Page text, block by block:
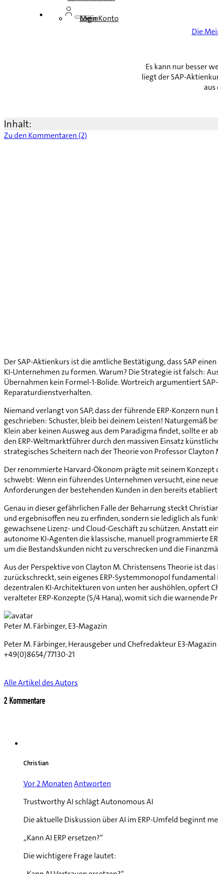
Login
Mein Konto
Die
Es kann nur besser
liegt der SAP-
aus
Inhalt:
Zu den Kommentaren (2)
Der SAP-Aktienkurs ist die amtliche Bestätigung, dass SAP
KI-Unternehmen zu formen. Warum? Die Strategie ist falsch:
Übernahmen kein Formel-1-Bolide. Wortreich argumentiert
Reparaturdienstverhalten.
Niemand verlangt von SAP, dass der führende ERP-Konzern
geschrieben: Schuster, bleib bei deinem Leisten! Naturgemäß
Klein aber keinen Ausweg aus dem Paradigma findet, sollte er
den ERP-Weltmarktführer durch den massiven Einsatz
strategisches Scheitern nach der Theorie von Professor Clayton
Der renommierte Harvard-Ökonom prägte mit seinem
schwebt: Wenn ein führendes Unternehmen versucht, eine
Anforderungen der bestehenden Kunden in den bereits
Genau in dieser gefährlichen Falle der Beharrung steckt
und ergebnisoffen neu zu erfinden, sondern sie lediglich als
gewachsene Lizenz- und Cloud-Geschäft zu schützen. Anstatt
autonome KI-Agenten die klassische, manuell programmierte
um die Bestandskunden nicht zu verschrecken und die
Aus der Perspektive von Clayton M. Christensens Theorie ist
zurückschreckt, sein eigenes ERP-Systemmonopol
dezentralen KI-Architekturen von unten her aushöhlen, opfert
veralteter ERP-Konzepte (S/4 Hana), womit sich die warnende
Peter M. Färbinger, E3-Magazin
Peter M. Färbinger, Herausgeber und Chefredakteur E3-
+49(0)8654/77130-21
Alle Artikel des Autors
2 Kommentare
Christian
Vor 2 MonatenAntworten
Trustworthy AI schlägt Autonomous AI
Die aktuelle Diskussion über AI im ERP-Umfeld beginnt
„Kann AI ERP ersetzen?“
Die wichtigere Frage lautet: